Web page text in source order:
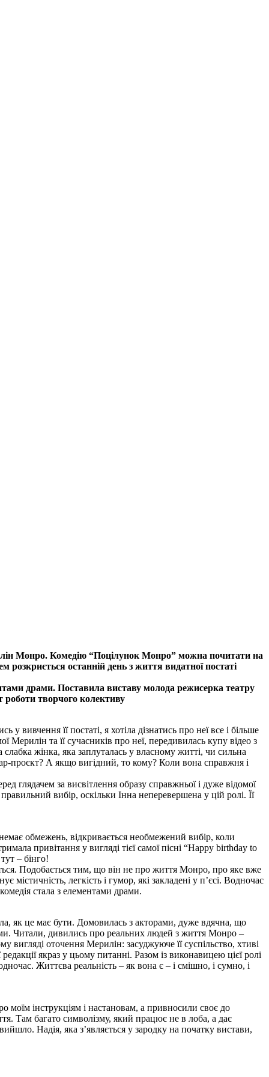
Монро. Комедію “Поцілунок Монро” можна почитати на
розкриється останній день з життя видатної постаті
драми. Поставила виставу молода режисерка театру
роботи творчого колективу
її постаті, я хотіла дізнатись про неї все і більше
Мерилін та її сучасників про неї, передивилась купу відео з
жінка, яка заплуталась у власному житті, чи сильна
проєкт? А якщо вигідний, то кому? Коли вона справжня і
глядачем за висвітлення образу справжньої і дуже відомої
вибір, оскільки Інна неперевершена у цій ролі. Її
обмежень, відкривається необмежений вибір, коли
привітання у вигляді тієї самої пісні “Happy birthday to
– бінго!
Подобається тим, що він не про життя Монро, про яке вже
містичність, легкість і гумор, які закладені у п’єсі. Водночас
стала з елементами драми.
як це має бути. Домовилась з акторами, дуже вдячна, що
Читали, дивились про реальних людей з життя Монро –
оточення Мерилін: засуджуюче її суспільство, хтиві
якраз у цьому питанні. Разом із виконавицею цієї ролі
Життєва реальність – як вона є – і смішно, і сумно, і
моїм інструкціям і настановам, а привносили своє до
Там багато символізму, який працює не в лоба, а дає
Надія, яка з’являється у зародку на початку вистави,